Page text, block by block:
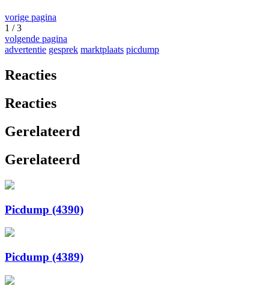
vorige pagina
1 / 3
volgende pagina
advertentie gesprek marktplaats picdump
Reacties
Reacties
Gerelateerd
Gerelateerd
Picdump (4390)
Picdump (4389)